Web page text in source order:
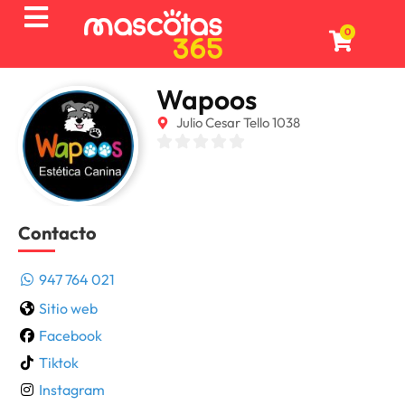
0
Wapoos
Julio Cesar Tello 1038
Contacto
947 764 021
Sitio web
Facebook
Tiktok
Instagram